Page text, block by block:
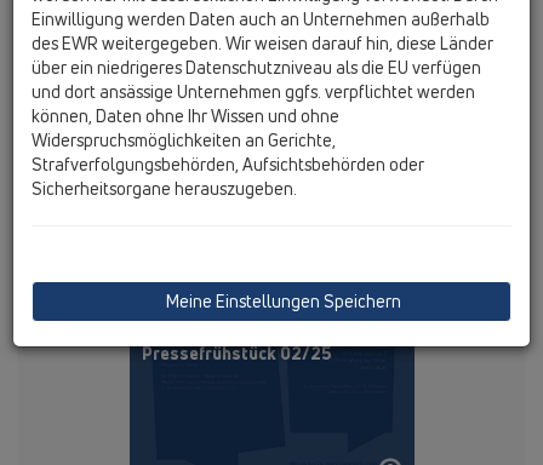
PDF 731,3KB
Pressefrühstück 02/25
Einwilligung werden Daten auch an Unternehmen außerhalb
des EWR weitergegeben. Wir weisen darauf hin, diese Länder
über ein niedrigeres Datenschutzniveau als die EU verfügen
und dort ansässige Unternehmen ggfs. verpflichtet werden
können, Daten ohne Ihr Wissen und ohne
Widerspruchsmöglichkeiten an Gerichte,
Strafverfolgungsbehörden, Aufsichtsbehörden oder
Sicherheitsorgane herauszugeben.
Meine Einstellungen Speichern